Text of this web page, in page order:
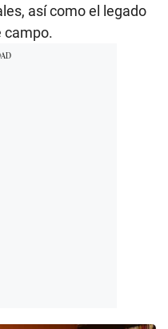
así como el legado
campo.